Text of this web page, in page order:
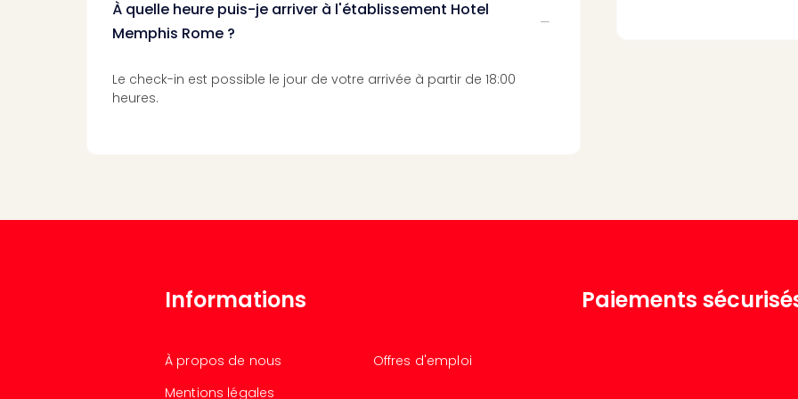
À quelle heure puis-je arriver à l'établissement Hotel
Memphis Rome ?
Le check-in est possible le jour de votre arrivée à partir de 18:00
heures.
Informations
À propos de nous
Mentions légales
Offres d'emploi
Paiements